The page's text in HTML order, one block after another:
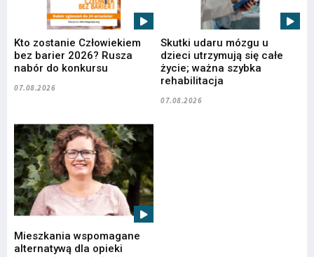
Kto zostanie Człowiekiem
bez barier 2026? Rusza
nabór do konkursu
07.08.2026
Skutki udaru mózgu u
dzieci utrzymują się całe
życie; ważna szybka
rehabilitacja
07.08.2026
Mieszkania wspomagane
alternatywą dla opieki